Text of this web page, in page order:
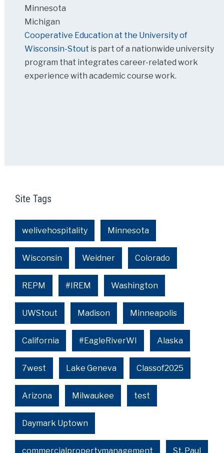
Minnesota
Michigan
Cooperative Education at the University of
Wisconsin-Stout is part of a nationwide university
program that integrates career-related work
experience with academic course work.
Site Tags
welivehospitality Minnesota
Wisconsin Weidner Colorado
REPM #IREM Washington
UWStout Madison Minneapolis
California #EagleRiverWI Alaska
7west Lake Geneva Classof2025
Arizona Milwaukee test
Daymark Uptown
commercialpropertymanagement St. Paul